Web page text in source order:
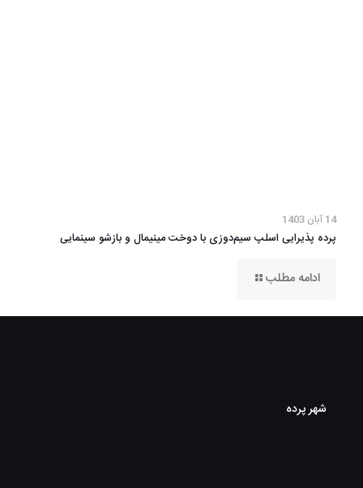
14 آبان 1403
پرده پذیرایی اسلپ سیم‌دوزی با دوخت مینیمال و بازشو سینمایی
ادامه مطلب
شهر پرده